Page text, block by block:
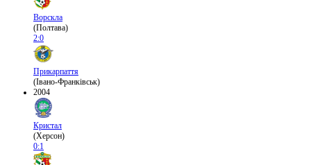
Ворскла
(Полтава)
2:0
Прикарпаття
(Івано-Франківськ)
2004
Кристал
(Херсон)
0:1